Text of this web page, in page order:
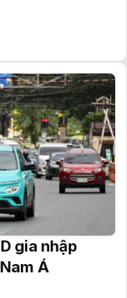
gia nhập
Á